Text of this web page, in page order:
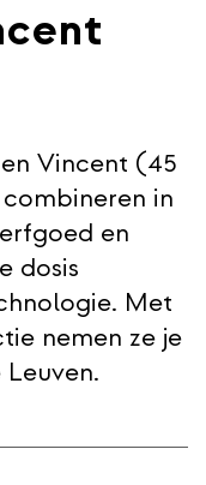
Vincent (45
in
en
dosis
Met
nemen ze je